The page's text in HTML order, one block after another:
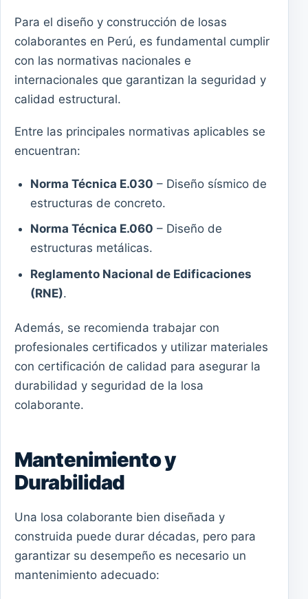
Para el diseño y construcción de losas
colaborantes en Perú, es fundamental cumplir
con las normativas nacionales e
internacionales que garantizan la seguridad y
calidad estructural.
Entre las principales normativas aplicables se
encuentran:
Norma Técnica E.030 – Diseño sísmico de
estructuras de concreto.
Norma Técnica E.060 – Diseño de
estructuras metálicas.
Reglamento Nacional de Edificaciones
(RNE).
Además, se recomienda trabajar con
profesionales certificados y utilizar materiales
con certificación de calidad para asegurar la
durabilidad y seguridad de la losa
colaborante.
Mantenimiento y
Durabilidad
Una losa colaborante bien diseñada y
construida puede durar décadas, pero para
garantizar su desempeño es necesario un
mantenimiento adecuado: